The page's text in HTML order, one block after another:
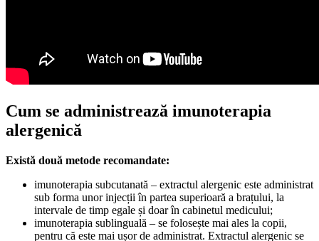
Cum se administrează imunoterapia
alergenică
Există două metode recomandate:
imunoterapia subcutanată – extractul alergenic este administrat
sub forma unor injecții în partea superioară a brațului, la
intervale de timp egale și doar în cabinetul medicului;
imunoterapia sublinguală – se folosește mai ales la copii,
pentru că este mai ușor de administrat. Extractul alergenic se